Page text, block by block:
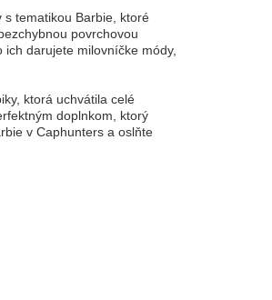
s tematikou Barbie, ktoré
povrchovou
darujete milovníčke módy,
ktorá uchvátila celé
doplnkom, ktorý
v Caphunters a oslňte